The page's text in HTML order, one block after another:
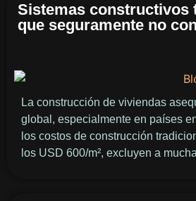
Sistemas constructivos
que seguramente no
La construcción de viviendas
global, especialmente en países
los costos de construcción
los USD 600/m², excluyen a